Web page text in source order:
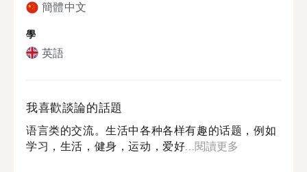
簡體中文
學
英語
我喜歡談論的話題
语言类的交流。生活中各种各样有趣的话题，例如
学习，生活，健身，运动，爱好... 閱讀更多